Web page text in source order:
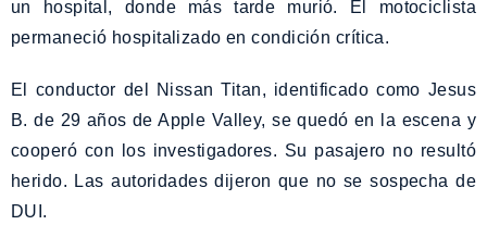
un hospital, donde más tarde murió. El motociclista
permaneció hospitalizado en condición crítica.
El conductor del Nissan Titan, identificado como Jesus
B. de 29 años de Apple Valley, se quedó en la escena y
cooperó con los investigadores. Su pasajero no resultó
herido. Las autoridades dijeron que no se sospecha de
DUI.